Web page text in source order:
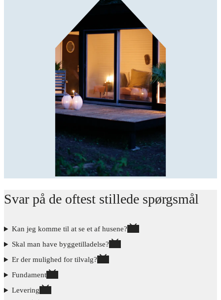
Svar på de oftest stillede spørgsmål
Kan jeg komme til at se et af husene?
Skal man have byggetilladelse?
Er der mulighed for tilvalg?
Fundament
Levering